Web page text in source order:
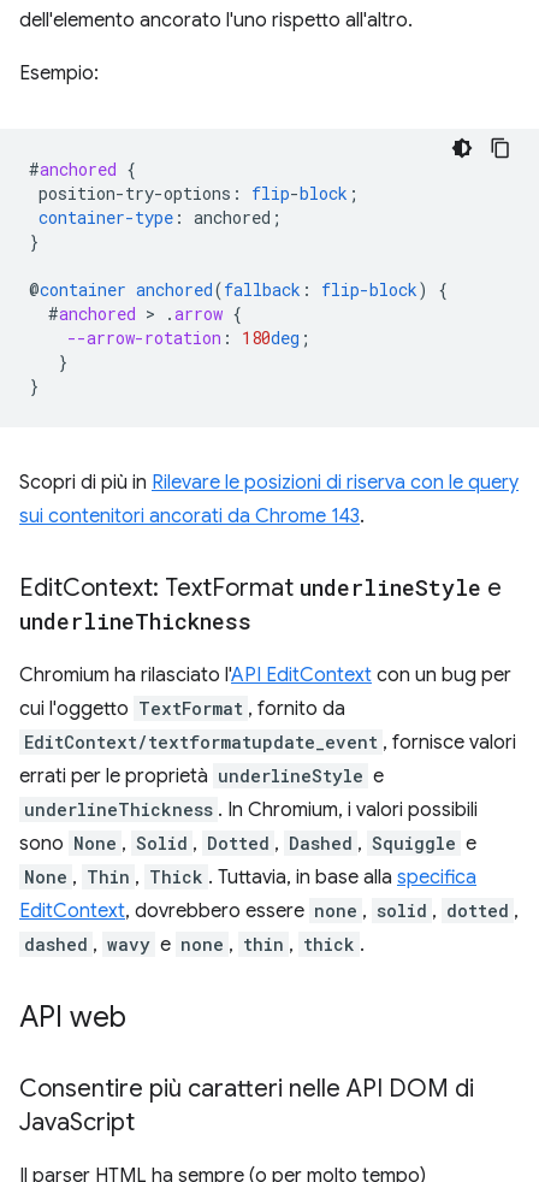
dell'elemento ancorato l'uno rispetto all'altro.
Esempio:
#anchored {
position-try-options : flip-block ;
container-type : anchored ;
}
@container anchored(fallback : flip-block)
{
#anchored > .arrow {
--arrow-rotation : 180deg ;
}
}
Scopri di più in Rilevare le posizioni di riserva con le query
sui contenitori ancorati da Chrome 143.
EditContext: TextFormat underlineStyle e
underlineThickness
Chromium ha rilasciato l'API EditContext con un bug per
cui l'oggetto TextFormat , fornito da
EditContext/textformatupdate_event , fornisce valori
errati per le proprietà underlineStyle e
underlineThickness . In Chromium, i valori possibili
sono None , Solid , Dotted , Dashed , Squiggle e
None , Thin , Thick . Tuttavia, in base alla specifica
EditContext, dovrebbero essere none , solid , dotted ,
dashed , wavy e none , thin , thick .
API web
Consentire più caratteri nelle API DOM di
JavaScript
Il parser HTML ha sempre (o per molto tempo)